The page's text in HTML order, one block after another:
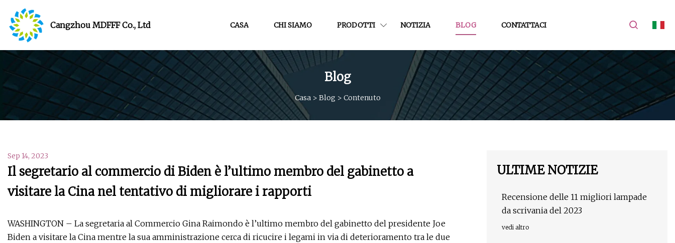
Cangzhou MDFFF Co., Ltd CASA CHI SIAMO PRODOTTI NOTIZIA BLOG CONTATTACI
Blog
Casa > Blog > Contenuto
Sep 14, 2023
Il segretario al commercio di Biden è l’ultimo membro del gabinetto a
visitare la Cina nel tentativo di migliorare i rapporti
WASHINGTON – La segretaria al Commercio Gina Raimondo è l’ultimo membro del gabinetto del presidente Joe
Biden a visitare la Cina mentre la sua amministrazione cerca di ricucire i legami in via di deterioramento tra le due
ULTIME NOTIZIE
Recensione delle 11 migliori lampade
da scrivania del 2023
vedi altro